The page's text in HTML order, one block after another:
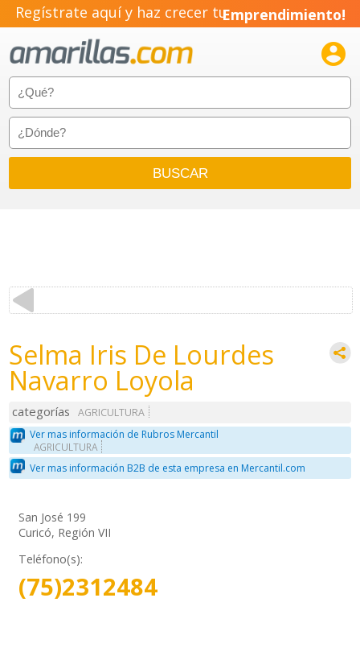
Regístrate aquí y haz crecer tuEmprendimiento!

Selma Iris De Lourdes
Navarro Loyola
categorías
AGRICULTURA
Ver mas información de Rubros Mercantil
AGRICULTURA
Ver mas información B2B de esta empresa en Mercantil.com
San José 199
Curicó, Región VII
Teléfono(s):
(75)2312484